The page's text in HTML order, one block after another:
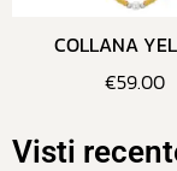
COLLANA
€59.00
Visti